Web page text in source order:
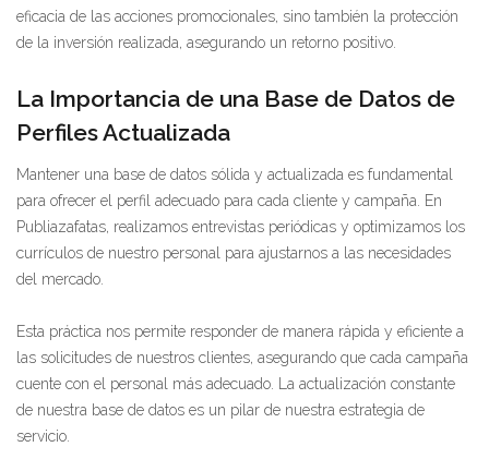
eficacia de las acciones promocionales, sino también la protección
de la inversión realizada, asegurando un retorno positivo.
La Importancia de una Base de Datos de
Perfiles Actualizada
Mantener una base de datos sólida y actualizada es fundamental
para ofrecer el perfil adecuado para cada cliente y campaña. En
Publiazafatas, realizamos entrevistas periódicas y optimizamos los
currículos de nuestro personal para ajustarnos a las necesidades
del mercado.
Esta práctica nos permite responder de manera rápida y eficiente a
las solicitudes de nuestros clientes, asegurando que cada campaña
cuente con el personal más adecuado. La actualización constante
de nuestra base de datos es un pilar de nuestra estrategia de
servicio.